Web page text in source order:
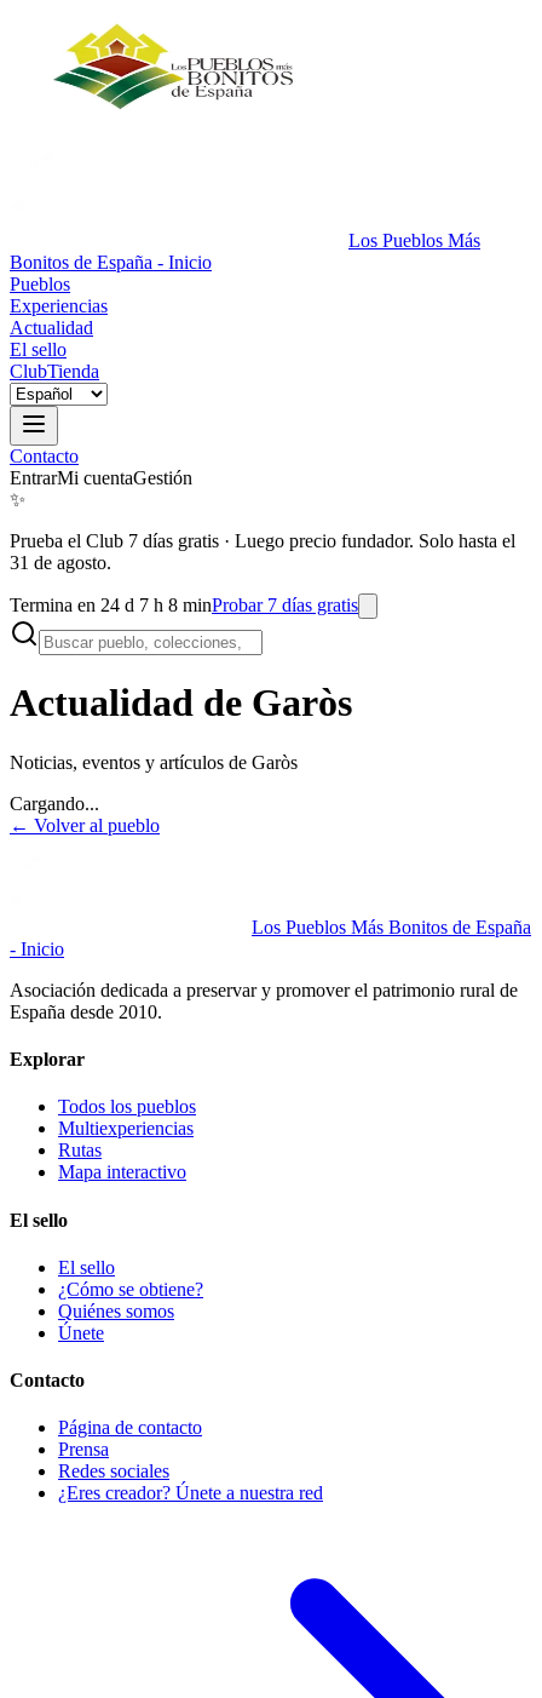
Los Pueblos Más
Bonitos de España - Inicio
Pueblos
Experiencias
Actualidad
El sello
ClubTienda
Contacto
EntrarMi cuentaGestión
✨
Prueba el Club 7 días gratis · Luego precio fundador. Solo hasta el
31 de agosto.
Termina en 24 d 7 h 8 minProbar 7 días gratis
Actualidad de Garòs
Noticias, eventos y artículos de Garòs
Cargando...
← Volver al pueblo
Los Pueblos Más Bonitos de España
- Inicio
Asociación dedicada a preservar y promover el patrimonio rural de
España desde 2010.
Explorar
Todos los pueblos
Multiexperiencias
Rutas
Mapa interactivo
El sello
El sello
¿Cómo se obtiene?
Quiénes somos
Únete
Contacto
Página de contacto
Prensa
Redes sociales
¿Eres creador? Únete a nuestra red